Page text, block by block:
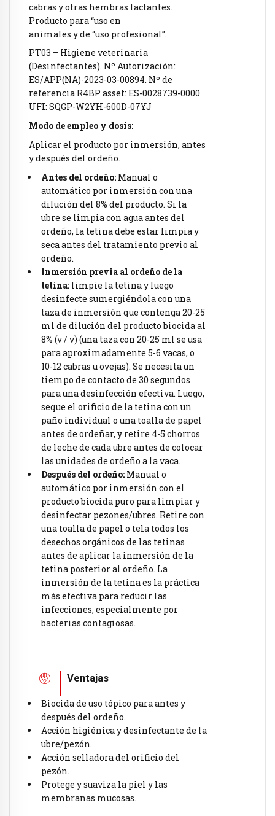
cabras y otras hembras lactantes.
Producto para “uso en
animales y de “uso profesional”.
PT03 – Higiene veterinaria
(Desinfectantes). Nº Autorización:
ES/APP(NA)-2023-03-00894. Nº de
referencia R4BP asset: ES-0028739-0000
UFI: SQGP-W2YH-600D-07YJ
Modo de empleo y dosis:
Aplicar el producto por inmersión, antes
y después del ordeño.
Antes del ordeño: Manual o
automático por inmersión con una
dilución del 8% del producto. Si la
ubre se limpia con agua antes del
ordeño, la tetina debe estar limpia y
seca antes del tratamiento previo al
ordeño.
Inmersión previa al ordeño de la
tetina: limpie la tetina y luego
desinfecte sumergiéndola con una
taza de inmersión que contenga 20-25
ml de dilución del producto biocida al
8% (v / v) (una taza con 20-25 ml se usa
para aproximadamente 5-6 vacas, o
10-12 cabras u ovejas). Se necesita un
tiempo de contacto de 30 segundos
para una desinfección efectiva. Luego,
seque el orificio de la tetina con un
paño individual o una toalla de papel
antes de ordeñar, y retire 4-5 chorros
de leche de cada ubre antes de colocar
las unidades de ordeño a la vaca.
Después del ordeño: Manual o
automático por inmersión con el
producto biocida puro para limpiar y
desinfectar pezones/ubres. Retire con
una toalla de papel o tela todos los
desechos orgánicos de las tetinas
antes de aplicar la inmersión de la
tetina posterior al ordeño. La
inmersión de la tetina es la práctica
más efectiva para reducir las
infecciones, especialmente por
bacterias contagiosas.
Ventajas
Biocida de uso tópico para antes y
después del ordeño.
Acción higiénica y desinfectante de la
ubre/pezón.
Acción selladora del orificio del
pezón.
Protege y suaviza la piel y las
membranas mucosas.